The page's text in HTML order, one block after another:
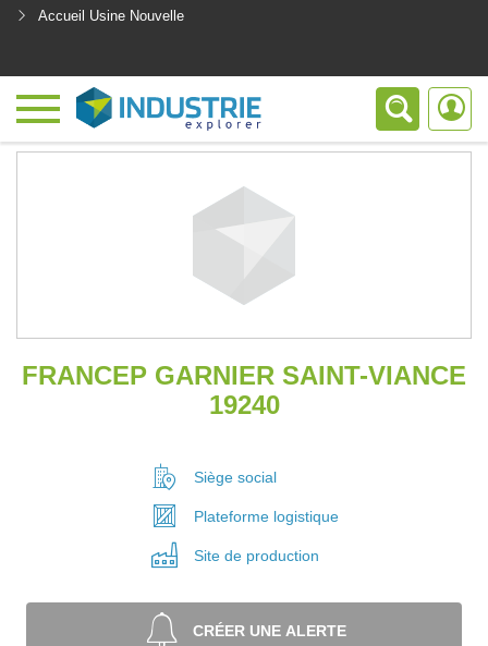
Accueil Usine Nouvelle
FRANCEP GARNIER SAINT-VIANCE
19240
Siège social
Plateforme logistique
Site de production
CRÉER UNE ALERTE